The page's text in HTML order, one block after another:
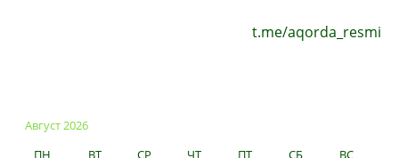
t.me/aqorda_resmi
Август 2026
ПН
ВТ СР ЧТ ПТ СБ ВС